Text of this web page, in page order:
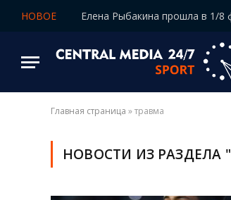
НОВОЕ
Главная страница »травма
НОВОСТИ ИЗ РАЗДЕЛА "